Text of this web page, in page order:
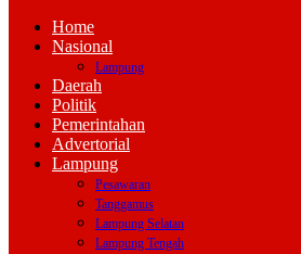
Home
Nasional
Lampung
Daerah
Politik
Pemerintahan
Advertorial
Lampung
Pesawaran
Tanggamus
Lampung Selatan
Lampung Tengah